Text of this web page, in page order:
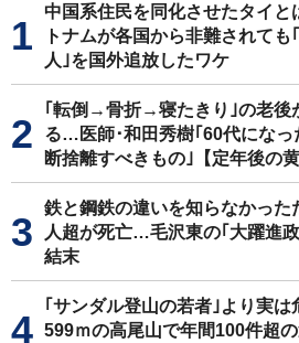
中国系住民を同化させたタイ
トナムが各国から非難されても
人｣を国外追放したワケ
｢転倒→骨折→寝たきり｣の老後
る…医師･和田秀樹｢60代になっ
断捨離すべきもの｣【定年後の黄
鉄と鋼鉄の違いを知らなかった
人超が死亡…毛沢東の｢大躍進
結末
｢サンダル登山の若者｣より実
599ｍの高尾山で年間100件超